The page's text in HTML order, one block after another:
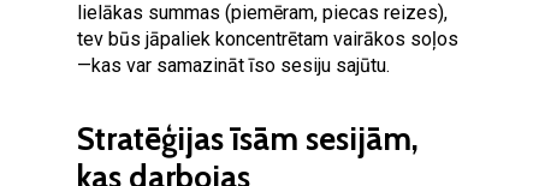
lielākas summas (piemēram, piecas reizes),
tev būs jāpaliek koncentrētam vairākos soļos
—kas var samazināt īso sesiju sajūtu.
Stratēģijas īsām sesijām,
kas darbojas